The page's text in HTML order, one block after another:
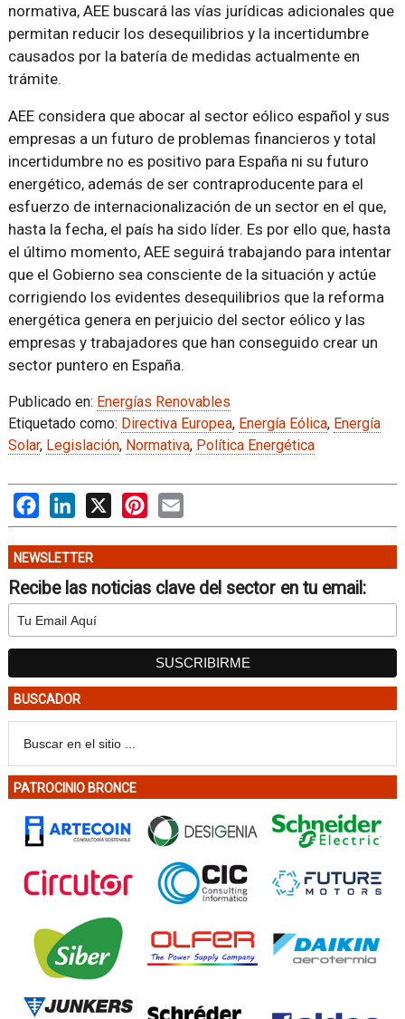
normativa, AEE buscará las vías jurídicas adicionales que
permitan reducir los desequilibrios y la incertidumbre
causados por la batería de medidas actualmente en
trámite.
AEE considera que abocar al sector eólico español y sus
empresas a un futuro de problemas financieros y total
incertidumbre no es positivo para España ni su futuro
energético, además de ser contraproducente para el
esfuerzo de internacionalización de un sector en el que,
hasta la fecha, el país ha sido líder. Es por ello que, hasta
el último momento, AEE seguirá trabajando para intentar
que el Gobierno sea consciente de la situación y actúe
corrigiendo los evidentes desequilibrios que la reforma
energética genera en perjuicio del sector eólico y las
empresas y trabajadores que han conseguido crear un
sector puntero en España.
Publicado en: Energías Renovables
Etiquetado como: Directiva Europea, Energía Eólica, Energía
Solar, Legislación, Normativa, Política Energética
FacebookLinkedIn
X PinterestEmail
NEWSLETTER
Recibe las noticias clave del sector en tu email:
BUSCADOR
PATROCINIO BRONCE